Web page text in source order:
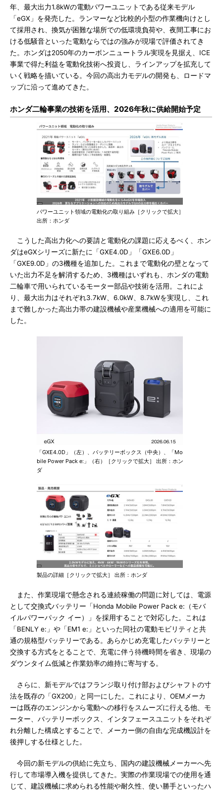
年、最大出力1.8kWの電動パワーユニットである従来モデル
「eGX」を発売した。ランマーなど比較的小型の作業機向けとし
て採用され、換気が困難な場所での低環境負荷や、夜間工事にお
ける低騒音といった電動ならではの強みが現場で評価されてき
た。ホンダは2050年のカーボンニュートラル実現を見据え、ICE
事業で得た利益を電動化技術へ投資し、ラインアップを拡充して
いく戦略を描いている。今回の高出力モデルの開発も、ロードマ
ップに沿って進めてきた。
ホンダ二輪事業の技術を活用、2026年秋に供給開始予定
パワーユニット領域の電動化の取り組み［クリックで拡大］
出所：ホンダ
こうした高出力化への要請と電動化の課題に応えるべく、ホン
ダはeGXシリーズに新たに「GXE4.0D」「GXE6.0D」
「GXE9.0D」の3機種を追加した。これまで電動化の壁となって
いた出力不足を解消するため、3機種はいずれも、ホンダの電動
二輪車で用いられているモーター部品や技術を活用。これによ
り、最大出力はそれぞれ3.7kW、6.0kW、8.7kWを実現し、これ
まで難しかった高出力帯の建設機械や産業機械への適用を可能に
した。
「GXE4.0D」（左）、バッテリーボックス（中央）、「Mo
bile Power Pack e:」（右）［クリックで拡大］ 出所：ホン
ダ
製品の詳細［クリックで拡大］ 出所：ホンダ
また、作業現場で懸念される連続稼働の問題に対しては、電源
として交換式バッテリー「Honda Mobile Power Pack e:（モバ
イルパワーパック イー）」を採用することで対応した。これは
「BENLY e:」や「EM1 e:」といった同社の電動モビリティと共
通の規格型バッテリーである。あらかじめ充電したバッテリーと
交換する方式をとることで、充電に伴う待機時間を省き、現場の
ダウンタイム低減と作業効率の維持に寄与する。
さらに、新モデルではフランジ取り付け部およびシャフトの寸
法を既存の「GX200」と同一にした。これにより、OEMメーカ
ーは既存のエンジンから電動への移行をスムーズに行える他、モ
ーター、バッテリーボックス、インタフェースユニットをそれぞ
れ分離した構成とすることで、メーカー側の自由な完成機設計を
後押しする仕様とした。
今回の新モデルの供給に先立ち、国内の建設機械メーカーへ先
行して市場導入機を提供してきた。実際の作業現場での使用を通
じて、建設機械に求められる性能や耐久性、使い勝手といったハ